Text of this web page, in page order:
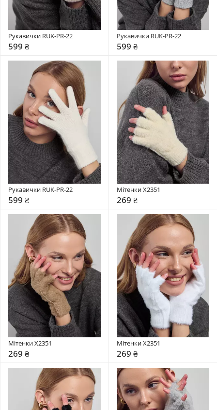
Рукавички RUK-PR-22
599 ₴
Рукавички RUK-PR-22
599 ₴
Рукавички RUK-PR-22
599 ₴
Мітенки X2351
269 ₴
Мітенки X2351
269 ₴
Мітенки X2351
269 ₴